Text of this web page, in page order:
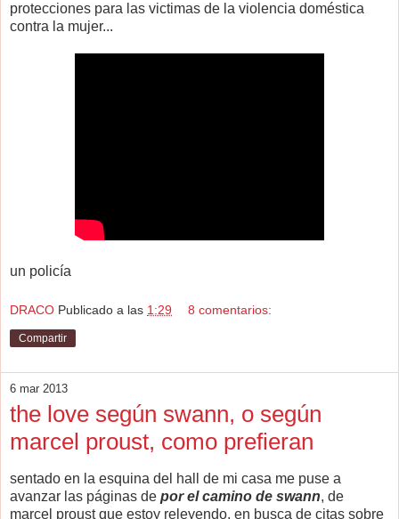
protecciones para las victimas de la violencia doméstica
contra la mujer...
un policía
DRACO Publicado a las 1:29 8 comentarios:
Compartir
6 mar 2013
the love según swann, o según
marcel proust, como prefieran
sentado en la esquina del hall de mi casa me puse a
avanzar las páginas de por el camino de swann, de
marcel proust que estoy releyendo, en busca de citas sobre